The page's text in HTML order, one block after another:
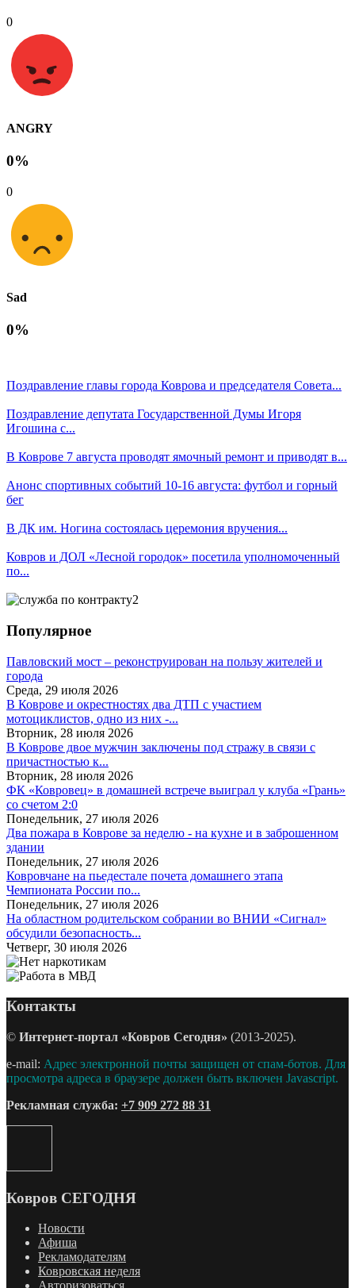
0
ANGRY
0%
0
Sad
0%
Поздравление главы города Коврова и председателя Совета...
Поздравление депутата Государственной Думы Игоря
Игошина с...
В Коврове 7 августа проводят ямочный ремонт и приводят в...
Анонс спортивных событий 10-16 августа: футбол и горный
бег
В ДК им. Ногина состоялась церемония вручения...
Ковров и ДОЛ «Лесной городок» посетила уполномоченный
по...
Популярное
Павловский мост – реконструирован на пользу жителей и
города
Среда, 29 июля 2026
В Коврове и окрестностях два ДТП с участием
мотоциклистов, одно из них -...
Вторник, 28 июля 2026
В Коврове двое мужчин заключены под стражу в связи с
причастностью к...
Вторник, 28 июля 2026
ФК «Ковровец» в домашней встрече выиграл у клуба «Грань»
со счетом 2:0
Понедельник, 27 июля 2026
Два пожара в Коврове за неделю - на кухне и в заброшенном
здании
Понедельник, 27 июля 2026
Ковровчане на пьедестале почета домашнего этапа
Чемпионата России по...
Понедельник, 27 июля 2026
На областном родительском собрании во ВНИИ «Сигнал»
обсудили безопасность...
Четверг, 30 июля 2026
Контакты
© Интернет-портал «Ковров Сегодня» (2013-2025).
e-mail: Адрес электронной почты защищен от спам-ботов. Для
просмотра адреса в браузере должен быть включен Javascript.
Рекламная служба: +7 909 272 88 31
Ковров СЕГОДНЯ
Новости
Афиша
Рекламодателям
Ковровская неделя